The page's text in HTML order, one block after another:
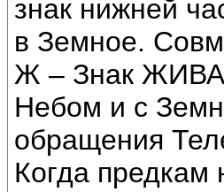
знак нижней
в Земное.
Ж – Знак
Небом и с
обращения
Когда предкам